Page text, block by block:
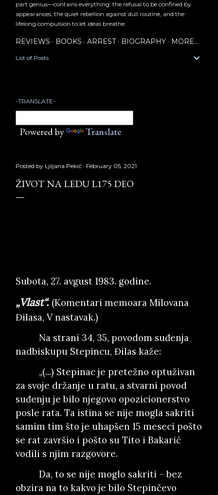
part genius—contains everything: the refusal to be confined by
appearances, the quiet rebellion against dull routine, and the
lifelong compulsion to let ideas breathe.
REVIEWS BOOKS ARREST BIOGRAPHY MORE…
List of Posts
-TRANSLATE-
Powered by Translate
Posted by Ljiljana Pekić February 05, 2021
ŽIVOT NA LEDU L175 DEO
Subota, 27. avgust 1983. godine.
„Vlast“. (Komentari memoara Milovana
Đilasa, V nastavak.)
Na strani 34, 35, povodom suđenja
nadbiskupu Stepincu, Đilas kaže:
„(...) Stepinac je pretežno optuživan
za svoje držanje u ratu, a stvarni povod
suđenju je bilo njegovo opozicionerstvo
posle rata. Ta istina se nije mogla sakriti
samim tim što je uhapšen 15 meseci pošto
se rat završio i pošto su Tito i Bakarić
vodili s njim razgovore.
Da, to se nije moglo sakriti – bez
obzira na to kakvo je bilo Stepinčevo